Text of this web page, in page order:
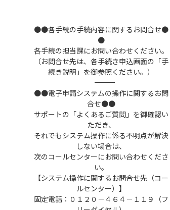
●●各手続の手続内容に関するお問合せ●
●
各手続の担当課にお問い合わせください。
（お問合せ先は、各手続き申込画面の「手
続き説明」を御参照ください。）
――――――――――――――――――――――――――――――――――――――――――――――――――
●●電子申請システムの操作に関するお問
合せ●●
サポートの「よくあるご質問」を御確認い
ただき、
それでもシステム操作に係る不明点が解決
しない場合は、
次のコールセンターにお問い合わせくださ
い。
【システム操作に関するお問合せ先（コー
ルセンター）】
固定電話：０１２０－４６４－１１９（フ